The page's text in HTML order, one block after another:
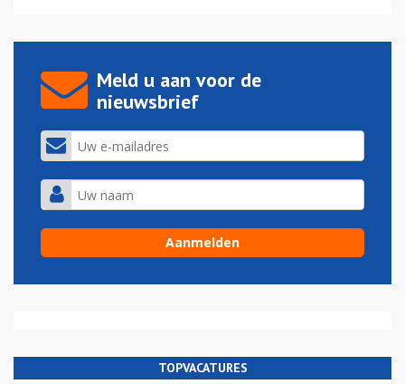
Meld u aan voor de
nieuwsbrief
TOPVACATURES